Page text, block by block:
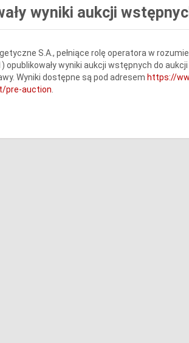
wyniki aukcji
S.A., pełniące rolę operatora w
opublikowały wyniki aukcji wstępnych do
Wyniki dostępne są pod adresem https://
pre-auction